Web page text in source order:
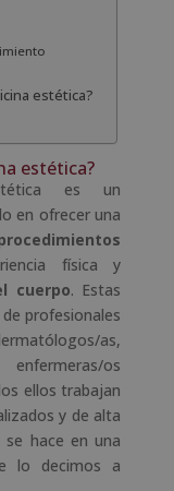
estética?
estética?
es un
en ofrecer una
física y
cuerpo. Estas
profesionales
as,
os
ellos trabajan
y de alta
se hace en una
lo decimos a